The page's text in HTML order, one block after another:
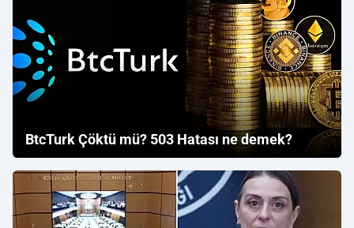
BtcTurk Çöktü mü? 503 Hatası ne demek?